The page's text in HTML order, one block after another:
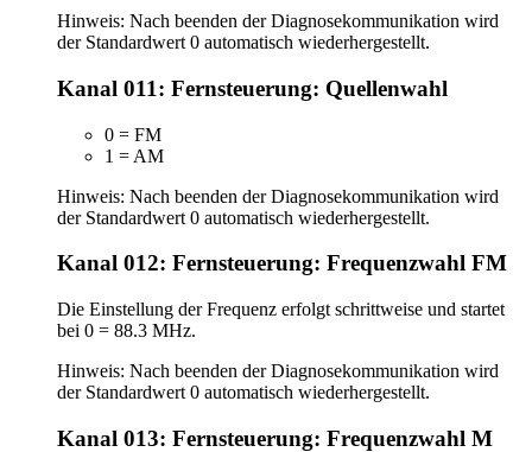
Hinweis: Nach beenden der Diagnosekommunikation wird
der Standardwert 0 automatisch wiederhergestellt.
Kanal 011: Fernsteuerung: Quellenwahl
0 = FM
1 = AM
Hinweis: Nach beenden der Diagnosekommunikation wird
der Standardwert 0 automatisch wiederhergestellt.
Kanal 012: Fernsteuerung: Frequenzwahl FM
Die Einstellung der Frequenz erfolgt schrittweise und startet
bei 0 = 88.3 MHz.
Hinweis: Nach beenden der Diagnosekommunikation wird
der Standardwert 0 automatisch wiederhergestellt.
Kanal 013: Fernsteuerung: Frequenzwahl M